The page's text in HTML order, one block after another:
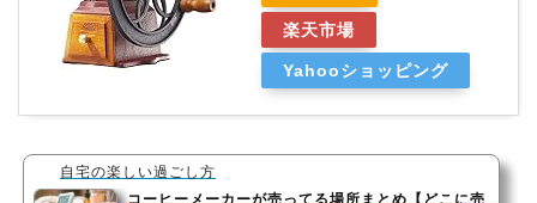
楽天市場
Yahooショッピング
自宅の楽しい過ごし方
コーヒーメーカーが売ってる場所まとめ【どこに売